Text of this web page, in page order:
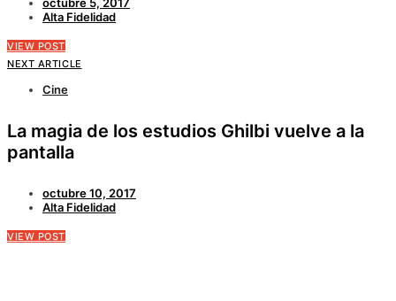
Alta Fidelidad
VIEW POST
NEXT ARTICLE
Cine
La magia de los estudios Ghilbi vuelve a la
pantalla
octubre 10, 2017
Alta Fidelidad
VIEW POST